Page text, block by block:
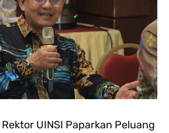
UINSI Paparkan Peluang